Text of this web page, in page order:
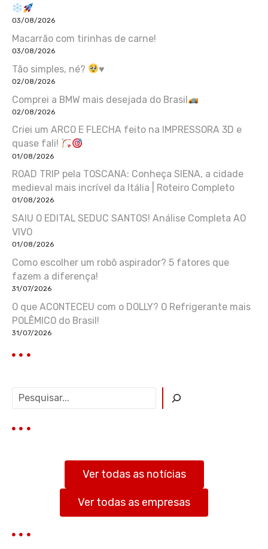
03/08/2026
Macarrão com tirinhas de carne!
03/08/2026
Tão simples, né? ♥️
02/08/2026
Comprei a BMW mais desejada do Brasil
02/08/2026
Criei um ARCO E FLECHA feito na IMPRESSORA 3D e
quase fali!
01/08/2026
ROAD TRIP pela TOSCANA: Conheça SIENA, a cidade
medieval mais incrível da Itália | Roteiro Completo
01/08/2026
SAIU O EDITAL SEDUC SANTOS! Análise Completa AO
VIVO
01/08/2026
Como escolher um robô aspirador? 5 fatores que
fazem a diferença!
31/07/2026
O que ACONTECEU com o DOLLY? O Refrigerante mais
POLÊMICO do Brasil!
31/07/2026
q
Ver todas as notícias
Ver todas as empresas